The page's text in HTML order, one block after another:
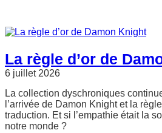
La règle d’or de
6 juillet 2026
La collection dyschroniques
l’arrivée de Damon Knight et la
traduction. Et si l’empathie était la
notre monde ?